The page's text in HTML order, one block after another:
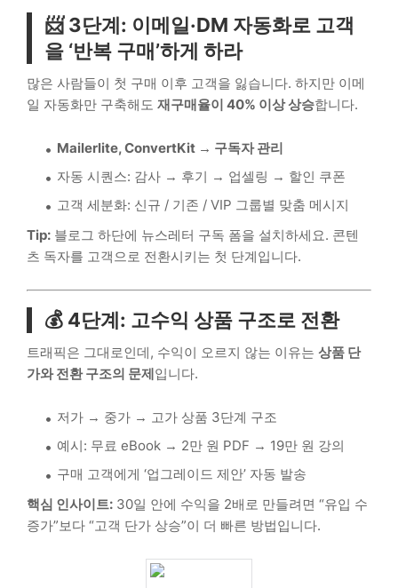
📨 3단계: 이메일·DM 자동화로 고객
을 ‘반복 구매’하게 하라
많은 사람들이 첫 구매 이후 고객을 잃습니다. 하지만 이메
일 자동화만 구축해도 재구매율이 40% 이상 상승합니다.
Mailerlite, ConvertKit → 구독자 관리
자동 시퀀스: 감사 → 후기 → 업셀링 → 할인 쿠폰
고객 세분화: 신규 / 기존 / VIP 그룹별 맞춤 메시지
Tip: 블로그 하단에 뉴스레터 구독 폼을 설치하세요. 콘텐
츠 독자를 고객으로 전환시키는 첫 단계입니다.
💰 4단계: 고수익 상품 구조로 전환
트래픽은 그대로인데, 수익이 오르지 않는 이유는 상품 단
가와 전환 구조의 문제입니다.
저가 → 중가 → 고가 상품 3단계 구조
예시: 무료 eBook → 2만 원 PDF → 19만 원 강의
구매 고객에게 ‘업그레이드 제안’ 자동 발송
핵심 인사이트: 30일 안에 수익을 2배로 만들려면 “유입 수
증가”보다 “고객 단가 상승”이 더 빠른 방법입니다.